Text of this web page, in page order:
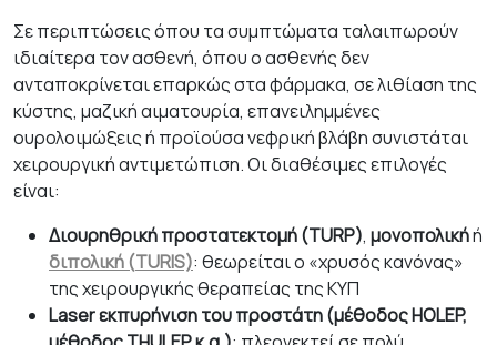
Σε περιπτώσεις όπου τα συμπτώματα ταλαιπωρούν
ιδιαίτερα τον ασθενή, όπου ο ασθενής δεν
ανταποκρίνεται επαρκώς στα φάρμακα, σε λιθίαση της
κύστης, μαζική αιματουρία, επανειλημμένες
ουρολοιμώξεις ή προϊούσα νεφρική βλάβη συνιστάται
χειρουργική αντιμετώπιση. Οι διαθέσιμες επιλογές
είναι:
Διουρηθρική προστατεκτομή (TURP), μονοπολικήή
διπολική (TURIS): θεωρείται ο «χρυσός κανόνας»
της χειρουργικής θεραπείας της ΚΥΠ
Laser εκπυρήνιση του προστάτη (μέθοδοςHOLEP,